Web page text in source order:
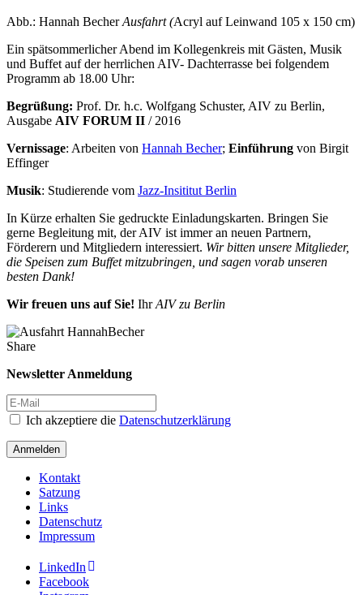
Abb.: Hannah BecherAusfahrt (Acryl auf Leinwand 105 x 150 cm)
Ein spätsommerlicher Abend im Kollegenkreis mit Gästen, Musik
und Buffet auf der herrlichen AIV- Dachterrasse bei folgendem
Programm ab 18.00 Uhr:
Begrüßung: Prof. Dr. h.c. Wolfgang Schuster, AIV zu Berlin,
Ausgabe AIV FORUM II / 2016
Vernissage: Arbeiten von Hannah Becher; Einführung von Birgit
Effinger
Musik: Studierende vom Jazz-Insititut Berlin
In Kürze erhalten Sie gedruckte Einladungskarten. Bringen Sie
gerne Begleitung mit, der AIV ist immer an neuen Partnern,
Förderern und Mitgliedern interessiert. Wir bitten unsere Mitglieder,
die Speisen zum Buffet mitzubringen, und sagen vorab unseren
besten Dank!
Wir freuen uns auf Sie! IhrAIV zu Berlin
Share
Newsletter Anmeldung
Ich akzeptiere die Datenschutzerklärung
Anmelden
Kontakt
Satzung
Links
Datenschutz
Impressum
LinkedIn
Facebook